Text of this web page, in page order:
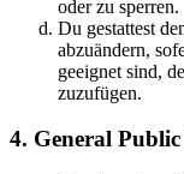
oder zu sperren.
Du gestattest
abzuändern,
geeignet sind,
zuzufügen.
4. General Public